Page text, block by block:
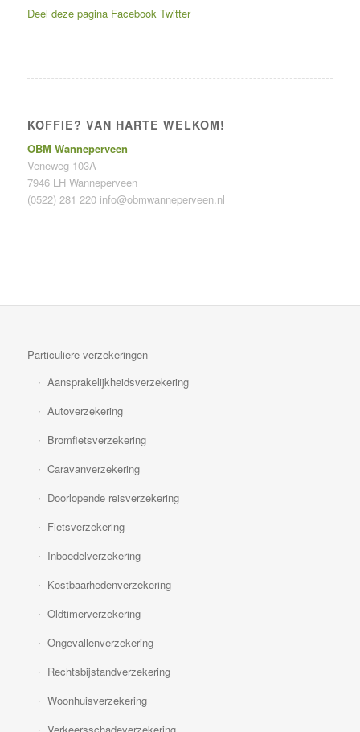
Deel deze pagina Facebook Twitter
KOFFIE? VAN HARTE WELKOM!
OBM Wanneperveen
Veneweg 103A
7946 LH Wanneperveen
(0522) 281 220 info@obmwanneperveen.nl
Particuliere verzekeringen
Aansprakelijkheidsverzekering
Autoverzekering
Bromfietsverzekering
Caravanverzekering
Doorlopende reisverzekering
Fietsverzekering
Inboedelverzekering
Kostbaarhedenverzekering
Oldtimerverzekering
Ongevallenverzekering
Rechtsbijstandverzekering
Woonhuisverzekering